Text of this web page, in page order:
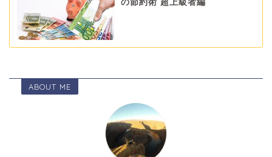
の節約術 超上級者編
ABOUT ME